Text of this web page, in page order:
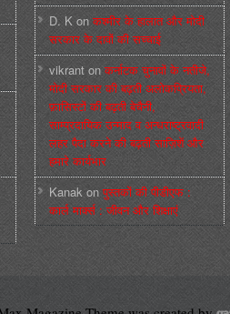
D. Konकश्मीर के हालात और मोदी
सरकार के दावों की सच्चाई
vikrantonकर्नाटक चुनावों के नतीजे,
मोदी सरकार की बढ़ती अलोकप्रियता,
फ़ासिस्टों की बढ़ती बेचैनी,
साम्प्रदायिक उन्माद व अन्धराष्ट्रवादी
लहर पैदा करने की बढ़ती साज़िशें और
हमारे कार्यभार
Kanakonपुस्‍तकों की पीडीएफ :
कार्ल मार्क्‍स : जीवन और शिक्षाएं